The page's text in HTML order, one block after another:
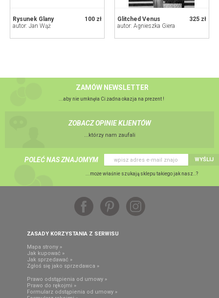
100 zł
Rysunek Glany
autor: Jan Wąż
325 zł
Glitched Venus
autor: Agnieszka Giera
ZAMÓW NEWSLETTER
...aby nie umknęła Ci żadna okazja na prezent !
ZOBACZ OPINIE KLIENTÓW
...którzy nam zaufali
POLEĆ NAS ZNAJOMYM WYŚLIJ
...może właśnie szukają sklepu takiego jak nasz..?
ZASADY KORZYSTANIA Z SERWISU
Mapa strony »
Jak kupować »
Jak sprzedawać »
Zgłoś się jako sprzedawca »
Prawo odstąpienia od umowy »
Prawo do rękojmi »
Formularz odstąpienia od umowy »